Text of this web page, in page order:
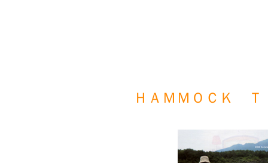
ＨＡＭＭＯＣＫ